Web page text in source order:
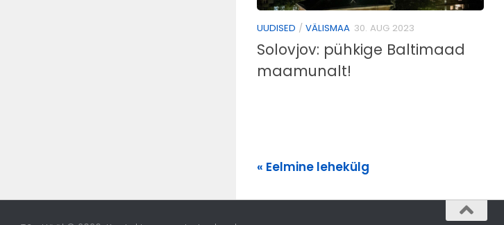
UUDISED / VÄLISMAA 30. AUG 2023
Solovjov: pühkige Baltimaad
maamunalt!
« Eelmine lehekülg